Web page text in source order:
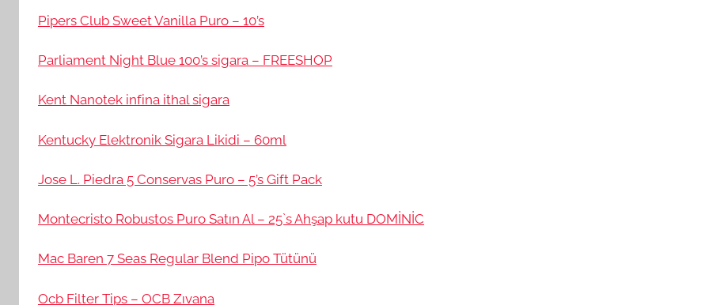
Pipers Club Sweet Vanilla Puro – 10’s
Parliament Night Blue 100’s sigara – FREESHOP
Kent Nanotek infina ithal sigara
Kentucky Elektronik Sigara Likidi – 60ml
Jose L. Piedra 5 Conservas Puro – 5’s Gift Pack
Montecristo Robustos Puro Satın Al – 25`s Ahşap kutu DOMİNİC
Mac Baren 7 Seas Regular Blend Pipo Tütünü
Ocb Filter Tips – OCB Zıvana